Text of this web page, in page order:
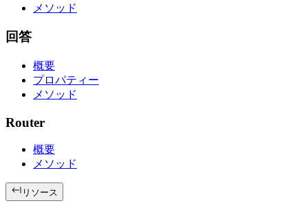
メソッド
回答
概要
プロパティー
メソッド
Router
概要
メソッド
リソース